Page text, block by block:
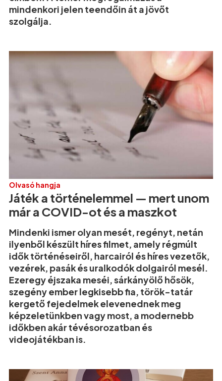
mindenkori jelen teendőin át a jövőt
szolgálja.
Olvasó hangja
Játék a történelemmel — mert unom
már a COVID-ot és a maszkot
Mindenki ismer olyan mesét, regényt, netán
ilyenből készült híres filmet, amely régmúlt
idők történéseiről, harcairól és híres vezetők,
vezérek, pasák és uralkodók dolgairól mesél.
Ezeregy éjszaka meséi, sárkányölő hősök,
szegény ember legkisebb fia, török-tatár
kergető fejedelmek elevenednek meg
képzeletünkben vagy most, a modernebb
időkben akár tévésorozatban és
videojátékban is.